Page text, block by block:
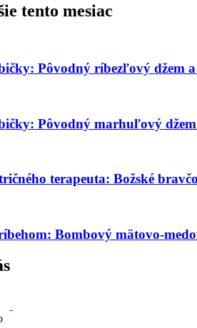
tento mesiac
Pôvodný ríbezľový džem
Pôvodný marhuľový
terapeuta: Božské
Bombový mätovo-